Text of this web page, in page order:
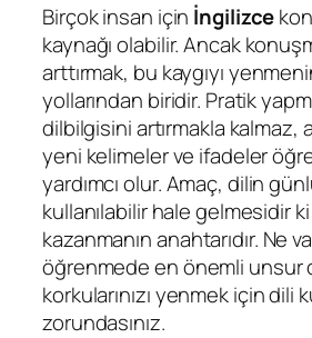
Birçok insan için İngilizce
kaynağı olabilir. Ancak
arttırmak, bu kaygıyı
yollarından biridir. Pratik
dilbilgisini artırmakla kalmaz,
yeni kelimeler ve ifadeler
yardımcı olur. Amaç, dilin
kullanılabilir hale gelmesidir
kazanmanın anahtarıdır. Ne
öğrenmede en önemli unsur
korkularınızı yenmek için dili
zorundasınız.